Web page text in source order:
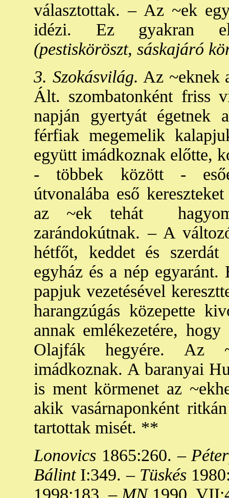
választottak. – Az ~ek
idézi. Ez gyakran
(pestisköröszt, sáskajáró
3. Szokásvilág. Az ~eknek
Ált. szombatonként friss
napján gyertyát
férfiak megemelik
együtt imádkoznak előtte,
- többek között -
útvonalába eső
az ~ek tehát
zarándokútnak. – A
hétfőt, keddet és szerdát
egyház és a nép
papjuk vezetésével
harangzúgás közepette
annak emlékezetére,
Olajfák hegyére. Az
imádkoznak. A baranyai
is ment körmenet az
akik vasárnaponként
tartottak misét. **
Lonovics 1865:260. –
BálintI:349. –Tüskés
1998:183. –MN1990.